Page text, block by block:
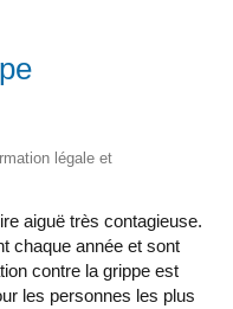
légale et
aiguë très contagieuse.
chaque année et sont
contre la grippe est
les personnes les plus